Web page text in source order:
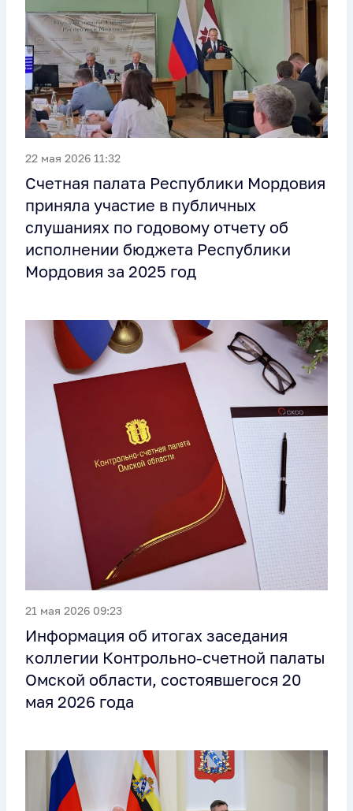
22 мая 2026 11:32
Счетная палата Республики Мордовия
приняла участие в публичных
слушаниях по годовому отчету об
исполнении бюджета Республики
Мордовия за 2025 год
21 мая 2026 09:23
Информация об итогах заседания
коллегии Контрольно-счетной палаты
Омской области, состоявшегося 20
мая 2026 года